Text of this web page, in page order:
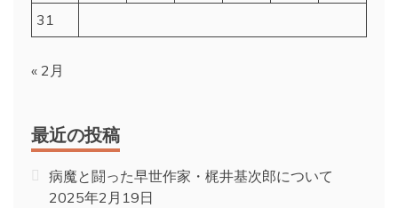
31
« 2月
最近の投稿
病魔と闘った早世作家・梶井基次郎について
2025年2月19日